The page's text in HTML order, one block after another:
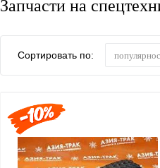
Запчасти на
Сортировать по: